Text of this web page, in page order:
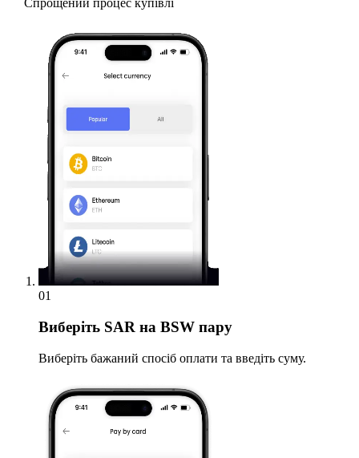
Спрощений процес купівлі
01
Виберіть SAR на BSW пару
Виберіть бажаний спосіб оплати та введіть суму.